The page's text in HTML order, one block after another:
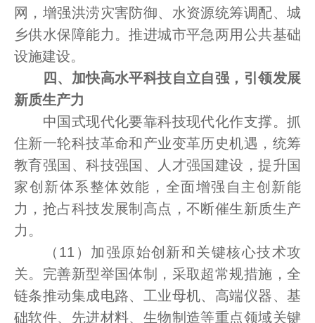
网，增强洪涝灾害防御、水资源统筹调配、城
乡供水保障能力。推进城市平急两用公共基础
设施建设。
四、加快高水平科技自立自强，引领发展
新质生产力
中国式现代化要靠科技现代化作支撑。抓
住新一轮科技革命和产业变革历史机遇，统筹
教育强国、科技强国、人才强国建设，提升国
家创新体系整体效能，全面增强自主创新能
力，抢占科技发展制高点，不断催生新质生产
力。
（11）加强原始创新和关键核心技术攻
关。完善新型举国体制，采取超常规措施，全
链条推动集成电路、工业母机、高端仪器、基
础软件、先进材料、生物制造等重点领域关键